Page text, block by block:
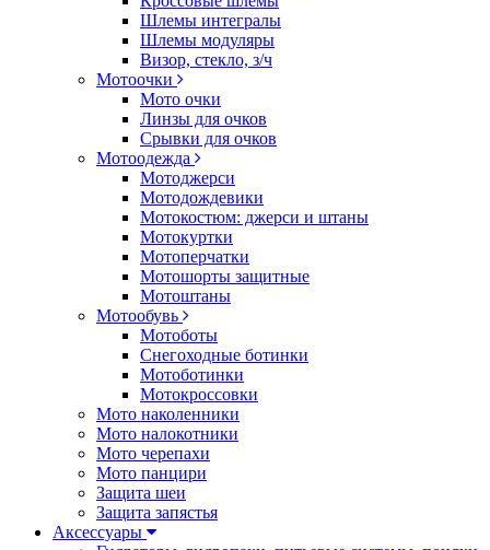
Шлемы интегралы
Шлемы модуляры
Визор, стекло, з/ч
Мотоочки
Мото очки
Линзы для очков
Срывки для очков
Мотоодежда
Мотоджерси
Мотодождевики
Мотокостюм: джерси и штаны
Мотокуртки
Мотоперчатки
Мотошорты защитные
Мотоштаны
Мотообувь
Мотоботы
Снегоходные ботинки
Мотоботинки
Мотокроссовки
Мото наколенники
Мото налокотники
Мото черепахи
Мото панцири
Защита шеи
Защита запястья
Аксессуары